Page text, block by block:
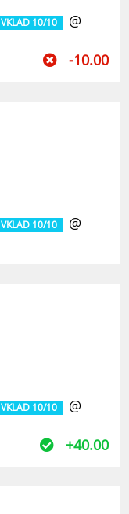
VKLAD 10/10
@
-10.00
VKLAD 10/10
@
VKLAD 10/10
@
+40.00